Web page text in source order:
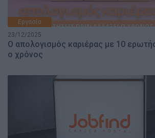
Εργασία
23/12/2025
Ο απολογισμός καριέρας με 10
ο χρόνος